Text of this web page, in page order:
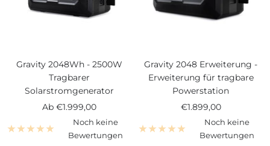
Gravity 2048Wh - 2500W
Tragbarer
Solarstromgenerator
Angebotspreis
Ab €1.999,00
Noch keine
Bewertungen
Gravity 2048 Erweiterung -
Erweiterung für tragbare
Powerstation
Angebotspreis
€1.899,00
Noch keine
Bewertungen